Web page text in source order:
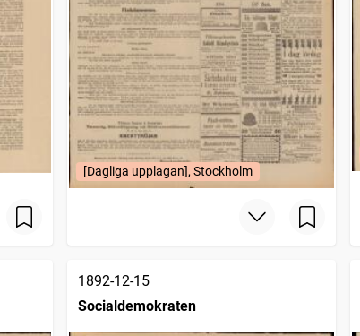
[Dagliga upplagan], Stockholm
1892-12-15
Socialdemokraten